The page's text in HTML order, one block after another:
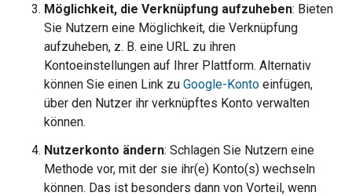
Möglichkeit, die Verknüpfung aufzuheben: Bieten
Sie Nutzern eine Möglichkeit, die Verknüpfung
aufzuheben, z. B. eine URL zu ihren
Kontoeinstellungen auf Ihrer Plattform. Alternativ
können Sie einen Link zu Google-Konto einfügen,
über den Nutzer ihr verknüpftes Konto verwalten
können.
Nutzerkonto ändern: Schlagen Sie Nutzern eine
Methode vor, mit der sie ihr(e) Konto(s) wechseln
können. Das ist besonders dann von Vorteil, wenn